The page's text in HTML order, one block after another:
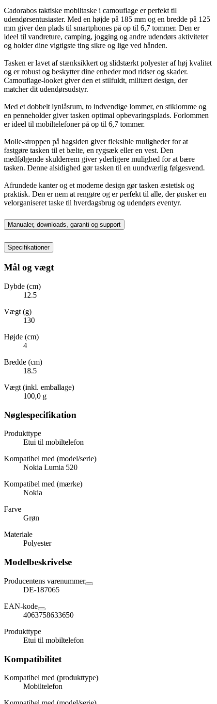
Cadorabos taktiske mobiltaske i camouflage er perfekt til
udendørsentusiaster. Med en højde på 185 mm og en bredde på 125
mm giver den plads til smartphones på op til 6,7 tommer. Den er
ideel til vandreture, camping, jogging og andre udendørs aktiviteter
og holder dine vigtigste ting sikre og lige ved hånden.
Tasken er lavet af stænksikkert og slidstærkt polyester af høj kvalitet
og er robust og beskytter dine enheder mod ridser og skader.
Camouflage-looket giver den et stilfuldt, militært design, der
matcher dit udendørsudstyr.
Med et dobbelt lynlåsrum, to indvendige lommer, en stiklomme og
en penneholder giver tasken optimal opbevaringsplads. Forlommen
er ideel til mobiltelefoner på op til 6,7 tommer.
Molle-stroppen på bagsiden giver fleksible muligheder for at
fastgøre tasken til et bælte, en rygsæk eller en vest. Den
medfølgende skulderrem giver yderligere mulighed for at bære
tasken. Denne alsidighed gør tasken til en uundværlig følgesvend.
Afrundede kanter og et moderne design gør tasken æstetisk og
praktisk. Den er nem at rengøre og er perfekt til alle, der ønsker en
velorganiseret taske til hverdagsbrug og udendørs eventyr.
Manualer, downloads, garanti og support
Specifikationer
Mål og vægt
Dybde (cm)
12.5
Vægt (g)
130
Højde (cm)
4
Bredde (cm)
18.5
Vægt (inkl. emballage)
100,0 g
Nøglespecifikation
Produkttype
Etui til mobiltelefon
Kompatibel med (model/serie)
Nokia Lumia 520
Kompatibel med (mærke)
Nokia
Farve
Grøn
Materiale
Polyester
Modelbeskrivelse
Producentens varenummer
DE-187065
EAN-kode
4063758633650
Produkttype
Etui til mobiltelefon
Kompatibilitet
Kompatibel med (produkttype)
Mobiltelefon